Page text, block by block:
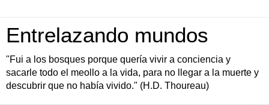
Entrelazando mundos
"Fui a los bosques porque quería vivir a conciencia y
sacarle todo el meollo a la vida, para no llegar a la muerte y
descubrir que no había vivido." (H.D. Thoureau)